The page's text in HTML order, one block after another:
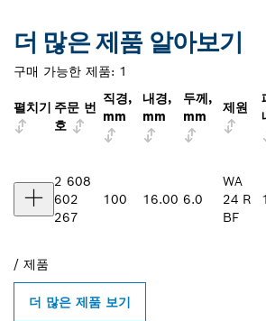
더 많은 제품 알아보기
구매 가능한 제품: 1
펼치기 주문 번
호
직경,
mm
내경,
mm
두께,
mm
제원
2 608
602
267
100 16.00 6.0
WA
24 R
BF
/ 제품
더 많은 제품 보기